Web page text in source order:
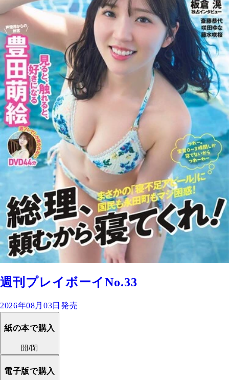
週刊プレイボーイNo.33
2026年08月03日発売
紙の本で購入
開/閉
電子版で購入